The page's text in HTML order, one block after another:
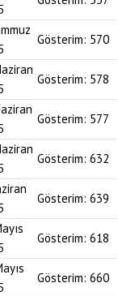
Gösterim: 570
Gösterim: 578
Gösterim: 577
Gösterim: 632
Gösterim: 639
Gösterim: 618
Gösterim: 660